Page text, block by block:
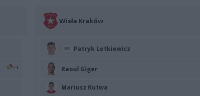
74
Wisła Kraków
BR Patryk Letkiewicz
Raoul Giger
Mariusz Kutwa